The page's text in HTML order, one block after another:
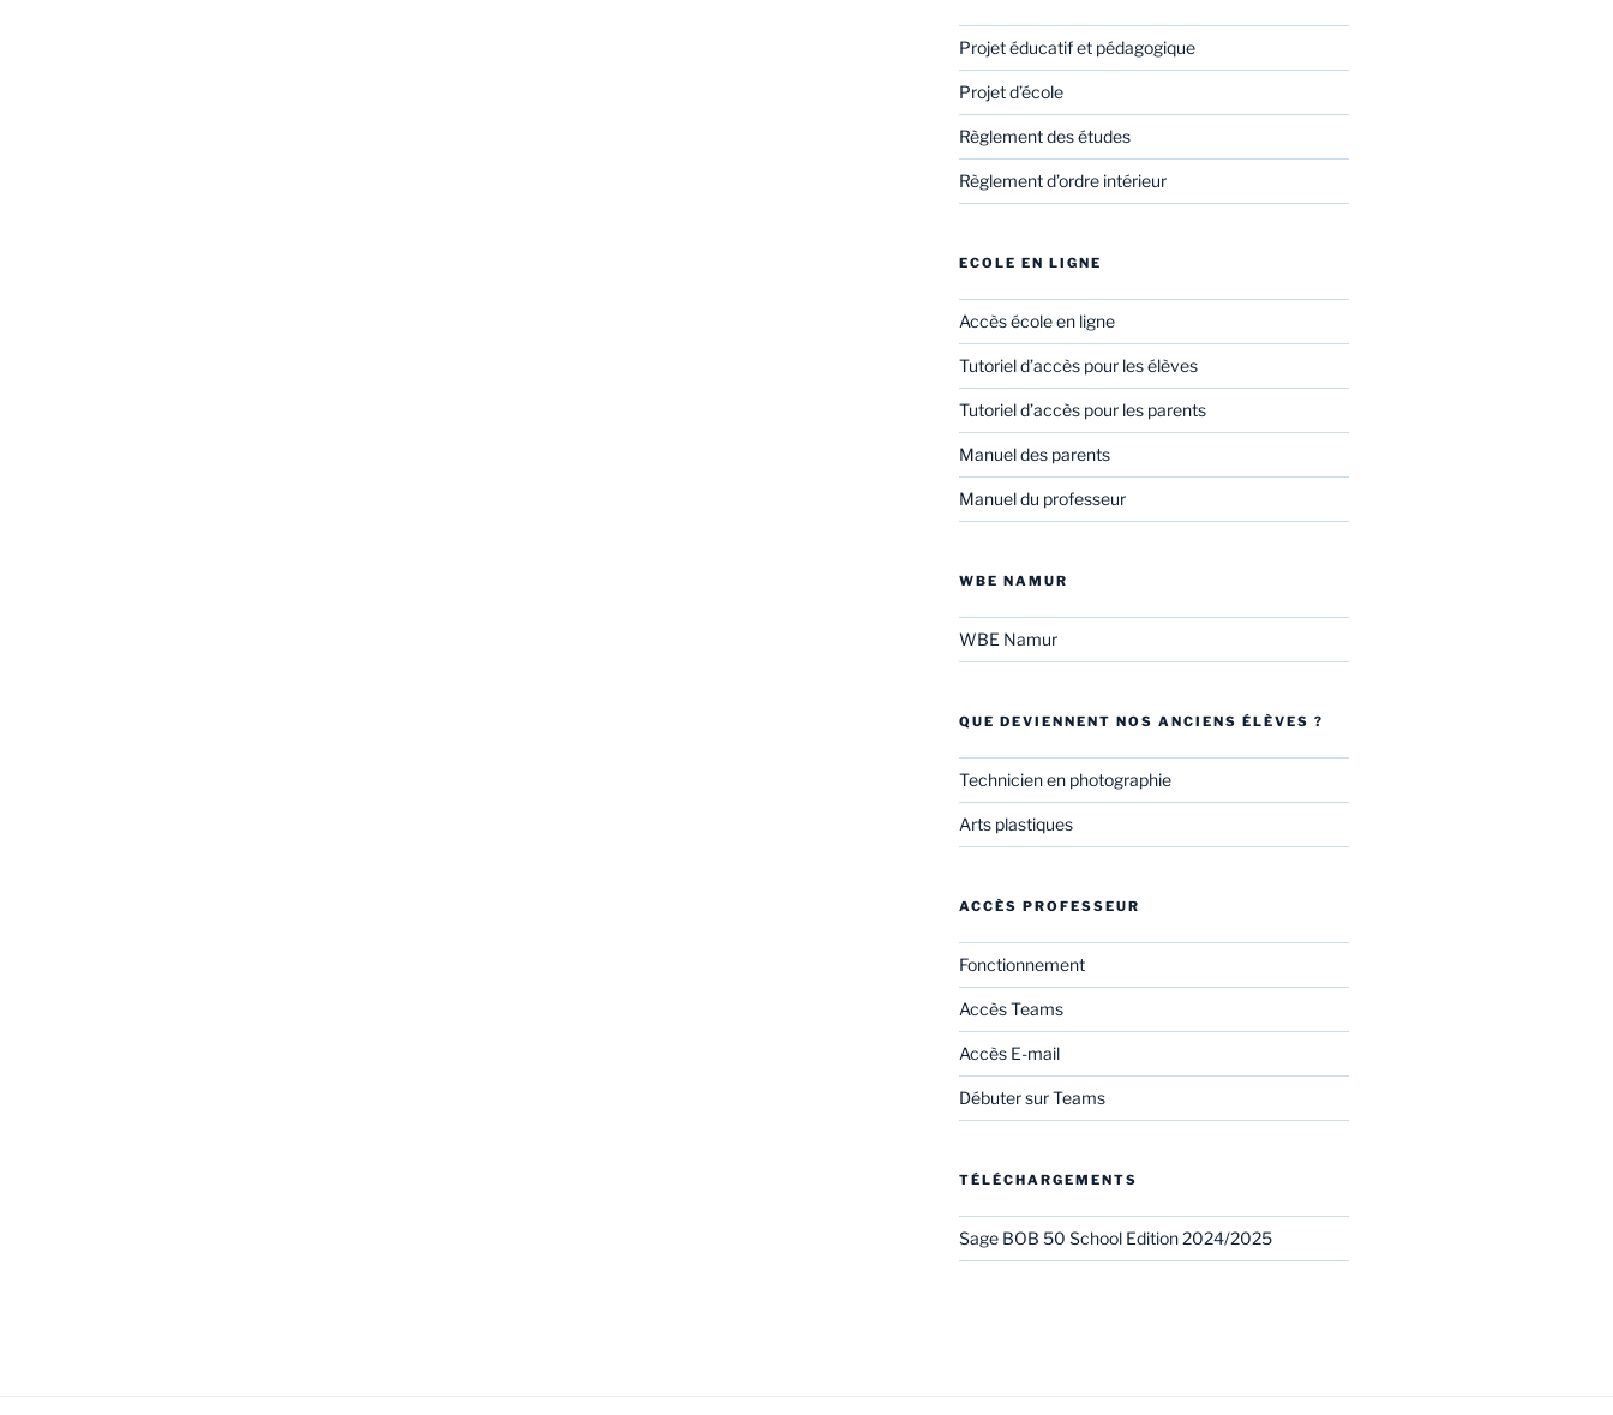
Projet éducatif et pédagogique
Projet d’école
Règlement des études
Règlement d’ordre intérieur
ECOLE EN LIGNE
Accès école en ligne
Tutoriel d’accès pour les élèves
Tutoriel d’accès pour les parents
Manuel des parents
Manuel du professeur
WBE NAMUR
WBE Namur
QUE DEVIENNENT NOS ANCIENS ÉLÈVES ?
Technicien en photographie
Arts plastiques
ACCÈS PROFESSEUR
Fonctionnement
Accès Teams
Accès E-mail
Débuter sur Teams
TÉLÉCHARGEMENTS
Sage BOB 50 School Edition 2024/2025